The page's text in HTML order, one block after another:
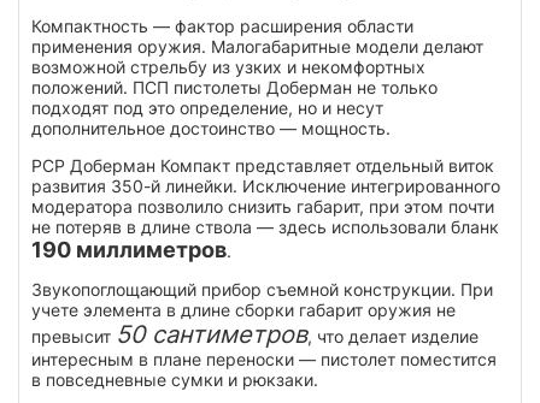
Компактность — фактор расширения области
применения оружия. Малогабаритные модели делают
возможной стрельбу из узких и некомфортных
положений. ПСП пистолеты Доберман не только
подходят под это определение, но и несут
дополнительное достоинство — мощность.
РСР Доберман Компакт представляет отдельный виток
развития 350-й линейки. Исключение интегрированного
модератора позволило снизить габарит, при этом почти
не потеряв в длине ствола — здесь использовали бланк
190 миллиметров.
Звукопоглощающий прибор съемной конструкции. При
учете элемента в длине сборки габарит оружия не
превысит 50 сантиметров, что делает изделие
интересным в плане переноски — пистолет поместится
в повседневные сумки и рюкзаки.